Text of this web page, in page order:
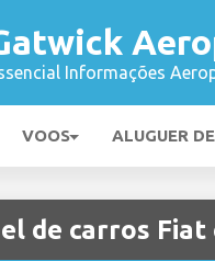
Informações
VOOS ALUGUER
de carros